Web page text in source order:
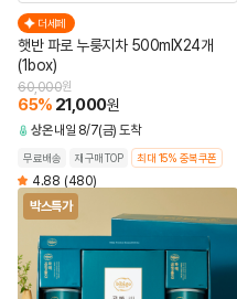
더세페
햇반 파로 누룽지차 500mlX24개
(1box)
60,000원
65% 21,000원
상온 내일 8/7(금) 도착
무료배송 재구매TOP 최대 15% 중복쿠폰
4.88 (480)
박스특가